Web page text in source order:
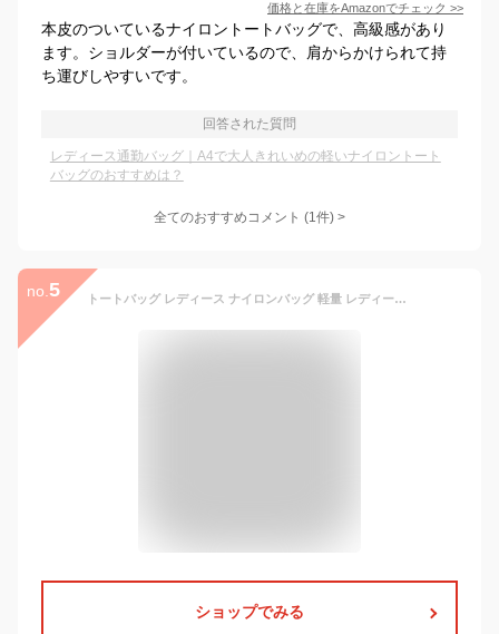
価格と在庫をAmazonでチェック >>
本皮のついているナイロントートバッグで、高級感があり
ます。ショルダーが付いているので、肩からかけられて持
ち運びしやすいです。
回答された質問
レディース通勤バッグ｜A4で大人きれいめの軽いナイロントート
バッグのおすすめは？
全てのおすすめコメント (1件) >
no. 5 トートバッグ レディース ナイロンバッグ 軽量 レディースバッグ シンプルデザイン ビジネス 通勤 通学
ショップでみる